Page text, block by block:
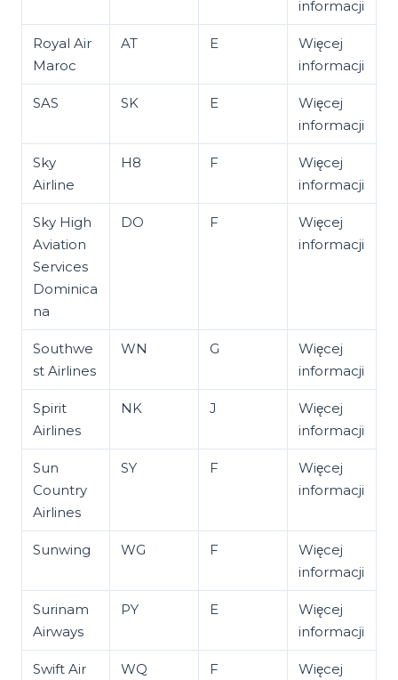
informacji
Royal Air
Maroc
AT E
Więcej
informacji
SAS SK E
Więcej
informacji
Sky
Airline
H8 F
Więcej
informacji
Sky High
Aviation
Services
Dominica
na
DO F
Więcej
informacji
Southwe
st Airlines
WN G
Więcej
informacji
Spirit
Airlines
NK J
Więcej
informacji
Sun
Country
Airlines
SY F
Więcej
informacji
Sunwing WG F
Więcej
informacji
Surinam
Airways
PY E
Więcej
informacji
Swift Air WQ F
Więcej